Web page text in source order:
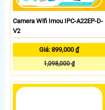
Camera Wifi Imou IPC-A22EP-D-
V2
Giá: 899,000 ₫
1,098,000 ₫